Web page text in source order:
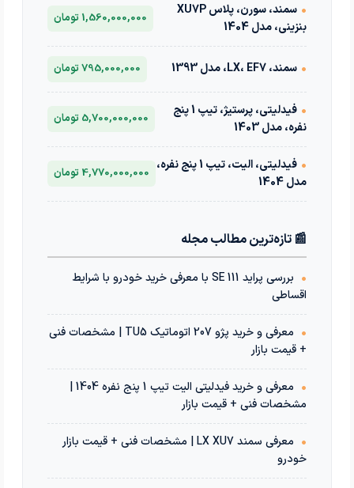
•
سمند، سورن، پلاس XU7P
بنزینی، مدل 1404
1,560,000,000 تومان
• سمند، LX، EF7، مدل 1393 795,000,000 تومان
•
فیدلیتی، پرستیژ، تیپ 1 پنج
نفره، مدل 1403
5,700,000,000 تومان
•
فیدلیتی، الیت، تیپ 1 پنج نفره،
مدل 1404
4,770,000,000 تومان
📰 تازه‌ترین مطالب مجله
•
بررسی پراید 111 SE با معرفی خرید خودرو با شرایط
اقساطی
•
معرفی و خرید پژو 207 اتوماتیک TU5 | مشخصات فنی
+ قیمت بازار
•
معرفی و خرید فیدلیتی الیت تیپ 1 پنج نفره 1404 |
مشخصات فنی + قیمت بازار
•
معرفی سمند LX XU7 | مشخصات فنی + قیمت بازار
خودرو